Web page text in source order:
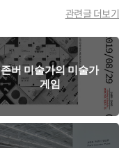
관련글 더보기
존버 미술가의 미술가
게임